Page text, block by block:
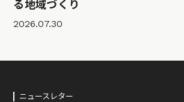
る地域づくり
2026.07.30
ニュースレター